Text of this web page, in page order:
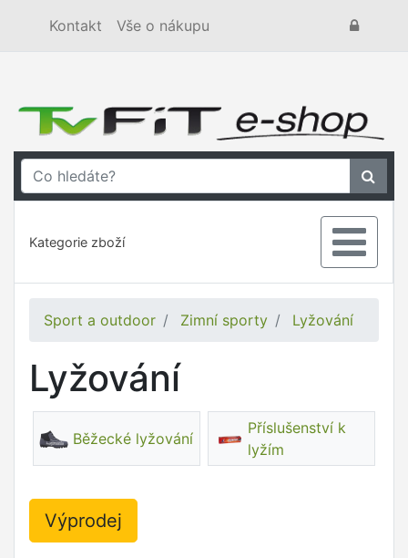
Kontakt Vše o nákupu
Kategorie zboží
Sport a outdoor Zimní sporty Lyžování
Lyžování
Běžecké lyžování
Příslušenství k
lyžím
Výprodej